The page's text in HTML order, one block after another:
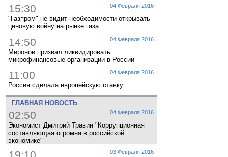
04 Февраля 2016
15:30
"Газпром" не видит необходимости открывать
ценовую войну на рынке газа
04 Февраля 2016
14:50
Миронов призвал ликвидировать
микрофинансовые организации в России
04 Февраля 2016
11:00
Россия сделала европейскую ставку
ГЛАВНАЯ НОВОСТЬ
04 Февраля 2016
02:50
Экономист Дмитрий Травин "Коррупционная
составляющая огромна в российской
экономике"
03 Февраля 2016